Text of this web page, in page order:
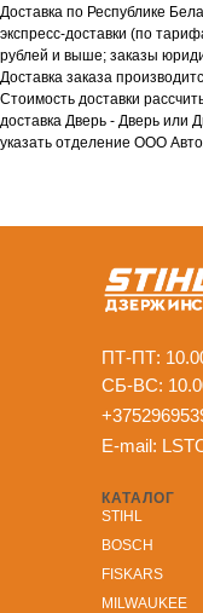
Доставка по Республике
экспресс-доставки (по
рублей и выше; заказы
Доставка заказа
Стоимость доставки
доставка Дверь - Дверь или
указать отделение ООО
КАТАЛОГ
STIHL
BOSCH
FISKARS
MILWAUKEE
ПТ-ПТ:
СБ-ВС:
E-mail: